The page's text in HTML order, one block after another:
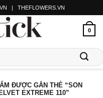
| THEFLOWERS.VN
0
ĐƯỢC GẮN THẺ “SON
EXTREME 110”